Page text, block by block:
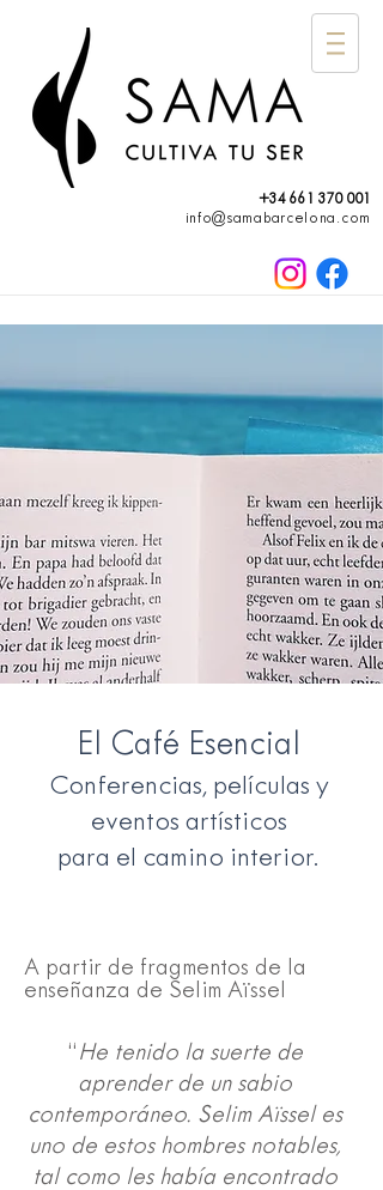
+34 661 370 001
info@samabarcelona.com
El Café Esencial
Conferencias, películas y
eventos artísticos
para el camino interior.
A partir de fragmentos de la
enseñanza de Selim Aïssel
“ He tenido la suerte de
aprender de un sabio
contemporáneo. Selim Aïssel es
uno de estos hombres notables,
tal como les había encontrado